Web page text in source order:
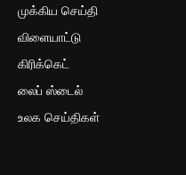
முக்கிய செய்தி
விளையாட்டு
கிரிக்கெட்
லைப் ஸ்டைல்
உலக செய்திகள்